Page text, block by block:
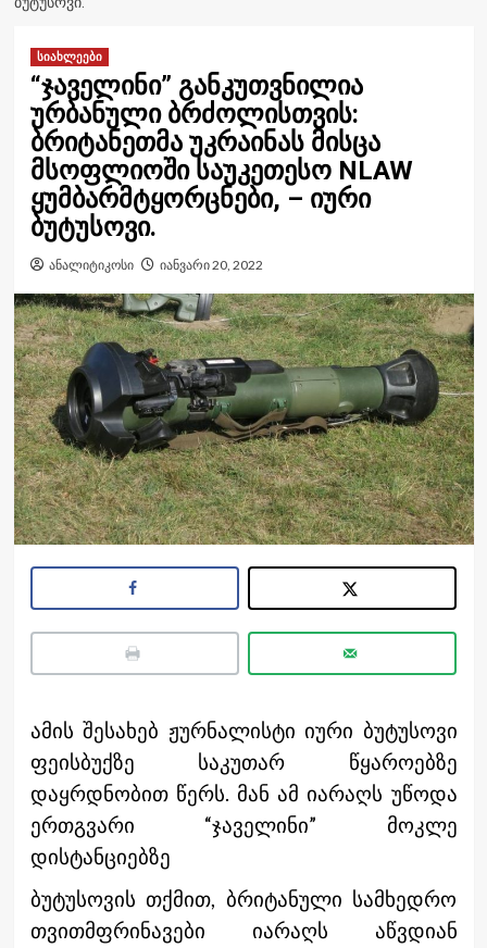
სიახლეები
“ჯაველინი” განკუთვნილია
ურბანული ბრძოლისთვის:
ბრიტანეთმა უკრაინას მისცა
მსოფლიოში საუკეთესო NLAW
ყუმბარმტყორცნები, – იური
ბუტუსოვი.
ანალიტიკოსი იანვარი 20, 2022
ამის შესახებ ჟურნალისტი იური ბუტუსოვი
ფეისბუქზე საკუთარ წყაროებზე
დაყრდნობით წერს. მან ამ იარაღს უწოდა
ერთგვარი “ჯაველინი” მოკლე
დისტანციებზე
ბუტუსოვის თქმით, ბრიტანული სამხედრო
თვითმფრინავები იარაღს აწვდიან